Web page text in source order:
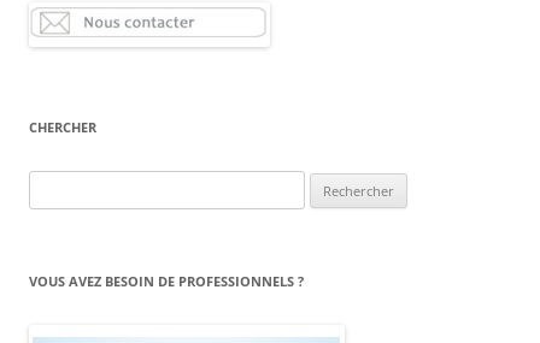
CHERCHER
VOUS AVEZ BESOIN DE PROFESSIONNELS ?